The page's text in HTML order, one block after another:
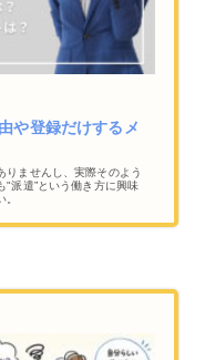
や登録だけするメ
りませんし、実際そのよう
"派遣”という働き方に興味